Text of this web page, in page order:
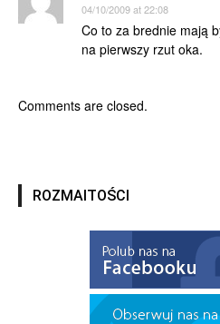
04/10/2009 at 22:08
Co to za brednie mają
na pierwszy rzut oka.
Comments are closed.
ROZMAITOŚCI